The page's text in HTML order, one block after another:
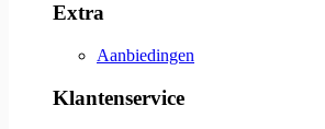
Extra
Aanbiedingen
Klantenservice